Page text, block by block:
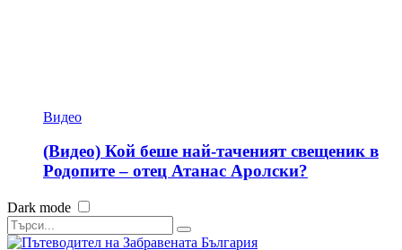
Видео
(Видео) Кой беше най-таченият свещеник в
Родопите – отец Атанас Аролски?
Dark mode